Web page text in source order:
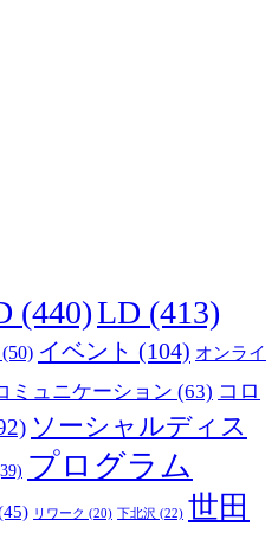
(440)LD (413)
(50) イベント (104) オンライ
ミュニケーション (63) コロ
ソーシャルディス
プログラム
リワーク (20) 下北沢 (22) 世田